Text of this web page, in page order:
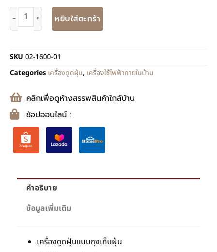
หยิบใส่ตะกร้า
SKU 02-1600-01
Categories เครื่องดูดฝุ่น, เครื่องใช้ไฟฟ้าภายในบ้าน
คลิกเพื่อดูห้างสรรพสินค้าใกล้บ้าน
ช้อปออนไลน์ :
คำอธิบาย
ข้อมูลเพิ่มเติม
เครื่องดูดฝุ่นแบบถุงเก็บฝุ่น